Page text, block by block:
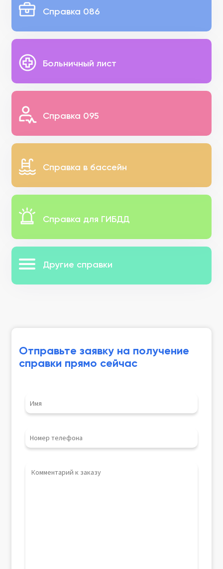
Справка 086
Больничный лист
Справка 095
Справка в бассейн
Справка для ГИБДД
Другие справки
Отправьте заявку на получение
справки прямо сейчас